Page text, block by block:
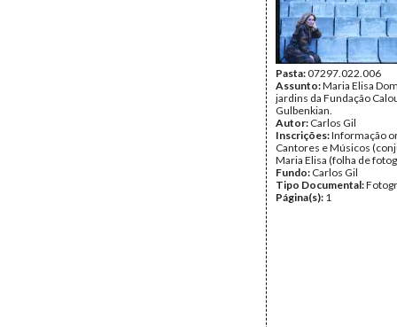
Pasta:07297.022.006
Assunto:Maria Elisa
jardins da Fundação
Gulbenkian.
Autor: Carlos Gil
Inscrições:Informação
Cantores e Músicos
Maria Elisa (folha de
Fundo: Carlos Gil
Tipo Documental:
Página(s): 1